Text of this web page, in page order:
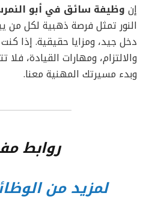
إن وظيفة سائق في أبو
النور تمثل فرصة ذهبية لكل
دخل جيد، ومزايا حقيقية. إذا كنت
والالتزام، ومهارات القيادة،
وبدء مسيرتك المهنية معنا.
روابط
لمزيد من